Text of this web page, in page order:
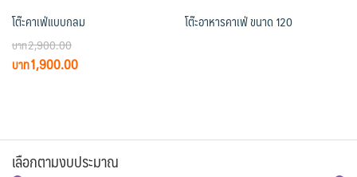
โต๊ะคาเฟ่แบบกลม
2,900.00
Original1,900.00Current
โต๊ะอาหารคาเฟ่ ขนาด 120
เลือกตามงบประมาณ